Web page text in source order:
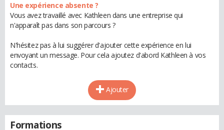
Une expérience absente ?
Vous avez travaillé avec Kathleen dans une entreprise qui
n'apparaît pas dans son parcours ?
N'hésitez pas à lui suggérer d'ajouter cette expérience en lui
envoyant un message. Pour cela ajoutez d'abord Kathleen à vos
contacts.
Ajouter
Formations